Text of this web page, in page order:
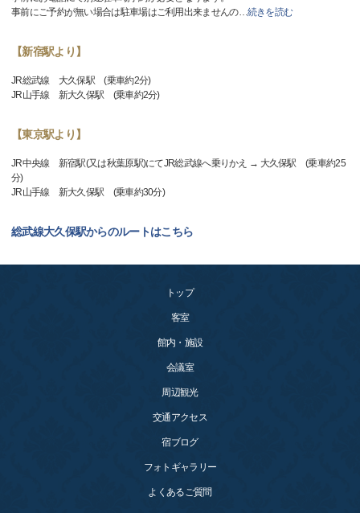
事前にご予約が無い場合は駐車場はご利用出来ませんの…続きを読む
【新宿駅より】
JR総武線 大久保駅 (乗車約2分)
JR山手線 新大久保駅 (乗車約2分)
【東京駅より】
JR中央線 新宿駅(又は秋葉原駅)にてJR総武線へ乗りかえ → 大久保駅 (乗車約25
分)
JR山手線 新大久保駅 (乗車約30分)
総武線大久保駅からのルートはこちら
トップ
客室
館内・施設
会議室
周辺観光
交通アクセス
宿ブログ
フォトギャラリー
よくあるご質問